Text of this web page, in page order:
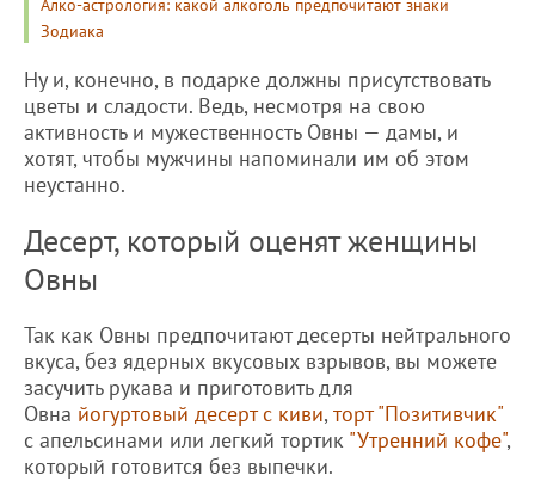
Алко-астрология: какой алкоголь предпочитают знаки
Зодиака
Ну и, конечно, в подарке должны присутствовать
цветы и сладости. Ведь, несмотря на свою
активность и мужественность Овны — дамы, и
хотят, чтобы мужчины напоминали им об этом
неустанно.
Десерт, который оценят женщины
Овны
Так как Овны предпочитают десерты нейтрального
вкуса, без ядерных вкусовых взрывов, вы можете
засучить рукава и приготовить для
Овна йогуртовый десерт с киви, торт "Позитивчик"
с апельсинами или легкий тортик "Утренний кофе",
который готовится без выпечки.